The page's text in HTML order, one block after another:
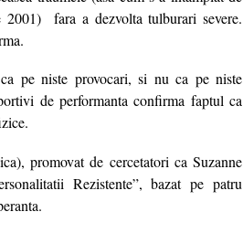
fara a dezvolta tulburari severe.
pe niste provocari, si nu ca pe niste
de performanta confirma faptul ca
promovat de cercetatori ca Suzanne
Rezistente”, bazat pe patru